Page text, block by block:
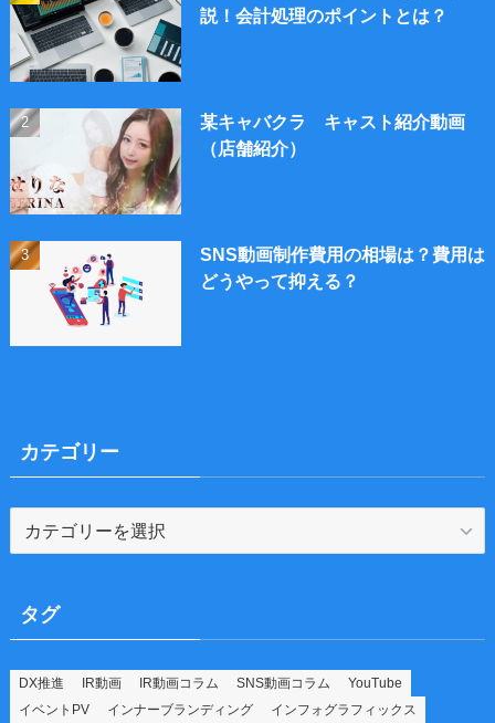
説！会計処理のポイントとは？
某キャバクラ キャスト紹介動画
（店舗紹介）
SNS動画制作費用の相場は？費用は
どうやって抑える？
カテゴリー
テ
ー
タグ
DX推進 IR動画 IR動画コラム SNS動画コラム
YouTube
イベントPV
インナーブランディング インフォグラフィックス